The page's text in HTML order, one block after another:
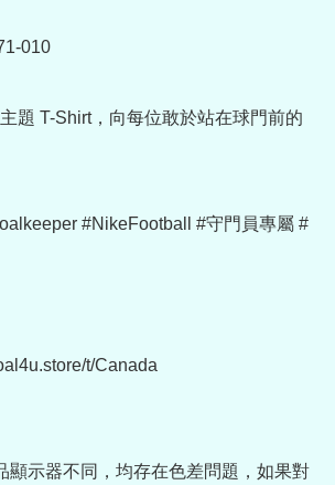
010
題 T-Shirt，向每位敢於站在球門前的
#NikeFootball #守門員專屬 #
t/Canada
顯示器不同，均存在色差問題，如果對